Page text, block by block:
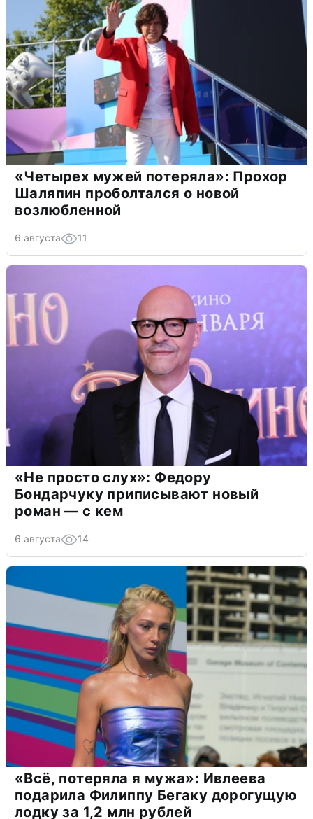
«Четырех мужей потеряла»: Прохор
Шаляпин проболтался о новой
возлюбленной
6 августа 11
«Не просто слух»: Федору
Бондарчуку приписывают новый
роман — с кем
6 августа 14
«Всё, потеряла я мужа»: Ивлеева
подарила Филиппу Бегаку дорогущую
лодку за 1,2 млн рублей